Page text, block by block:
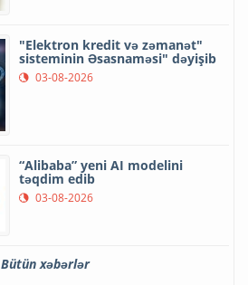
"Elektron kredit və zəmanət"
sisteminin Əsasnaməsi" dəyişib
03-08-2026
“Alibaba” yeni AI modelini
təqdim edib
03-08-2026
Bütün xəbərlər